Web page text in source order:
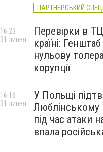
ПАРТНЕРСЬКИЙ
Перевірки в
країні:
нульову
корупції
16:23
31 липня
У Польщі
Люблінському
під час атаки
впала
16:16
31 липня